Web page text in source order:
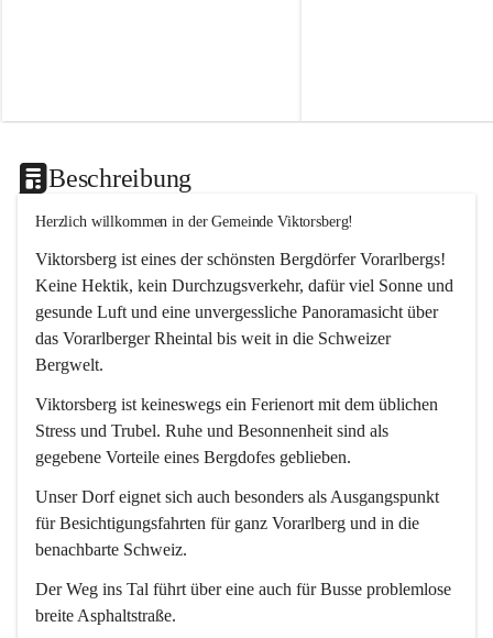
Beschreibung
Herzlich willkommen in der Gemeinde Viktorsberg!
Viktorsberg ist eines der schönsten Bergdörfer Vorarlbergs!
Keine Hektik, kein Durchzugsverkehr, dafür viel Sonne und
gesunde Luft und eine unvergessliche Panoramasicht über
das Vorarlberger Rheintal bis weit in die Schweizer
Bergwelt.
Viktorsberg ist keineswegs ein Ferienort mit dem üblichen
Stress und Trubel. Ruhe und Besonnenheit sind als
gegebene Vorteile eines Bergdofes geblieben.
Unser Dorf eignet sich auch besonders als Ausgangspunkt
für Besichtigungsfahrten für ganz Vorarlberg und in die
benachbarte Schweiz.
Der Weg ins Tal führt über eine auch für Busse problemlose
breite Asphaltstraße.